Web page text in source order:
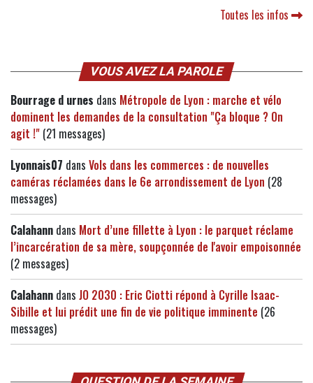
Toutes les infos
VOUS AVEZ LA PAROLE
Bourrage d urnes dans Métropole de Lyon : marche et vélo
dominent les demandes de la consultation "Ça bloque ? On
agit !" (21 messages)
Lyonnais07 dans Vols dans les commerces : de nouvelles
caméras réclamées dans le 6e arrondissement de Lyon (28
messages)
Calahann dans Mort d’une fillette à Lyon : le parquet réclame
l’incarcération de sa mère, soupçonnée de l'avoir empoisonnée
(2 messages)
Calahann dans JO 2030 : Eric Ciotti répond à Cyrille Isaac-
Sibille et lui prédit une fin de vie politique imminente (26
messages)